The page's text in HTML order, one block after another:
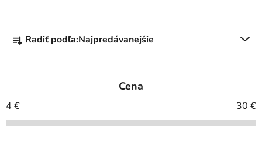
R
d
i
e
Radiť podľa:Najpredávanejšie
Cena
4 € 30 €